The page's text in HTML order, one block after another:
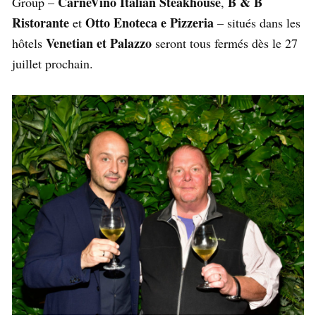
Ristorante et Otto Enoteca e Pizzeria – situés dans les
hôtels Venetian et Palazzo seront tous fermés dès le 27
juillet prochain.